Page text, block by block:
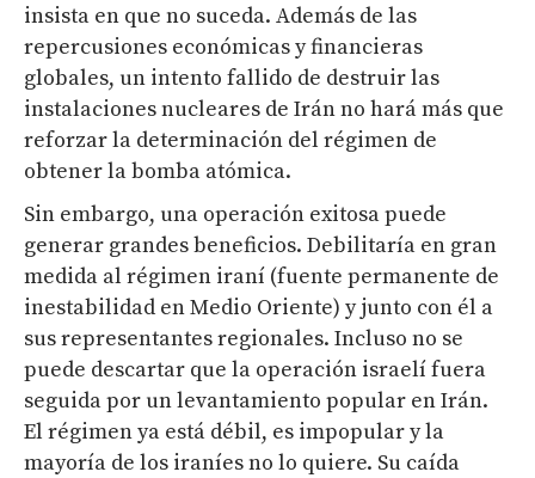
insista en que no suceda. Además de las
repercusiones económicas y financieras
globales, un intento fallido de destruir las
instalaciones nucleares de Irán no hará más que
reforzar la determinación del régimen de
obtener la bomba atómica.
Sin embargo, una operación exitosa puede
generar grandes beneficios. Debilitaría en gran
medida al régimen iraní (fuente permanente de
inestabilidad en Medio Oriente) y junto con él a
sus representantes regionales. Incluso no se
puede descartar que la operación israelí fuera
seguida por un levantamiento popular en Irán.
El régimen ya está débil, es impopular y la
mayoría de los iraníes no lo quiere. Su caída